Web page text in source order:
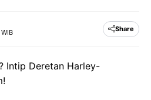
Share